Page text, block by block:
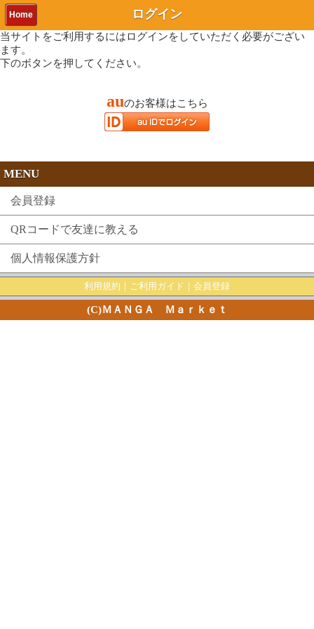
Home ログイン
当サイトをご利用するにはログインをしていただく必要がござい
ます。
下のボタンを押してください。
auのお客様はこちら
MENU
会員登録
QRコードで友達に教える
個人情報保護方針
利用規約 ｜ ご利用ガイド ｜ 会員登録
(C)ＭＡＮＧＡ Ｍａｒｋｅｔ